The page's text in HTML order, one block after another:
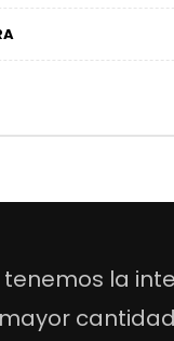
tenemos la